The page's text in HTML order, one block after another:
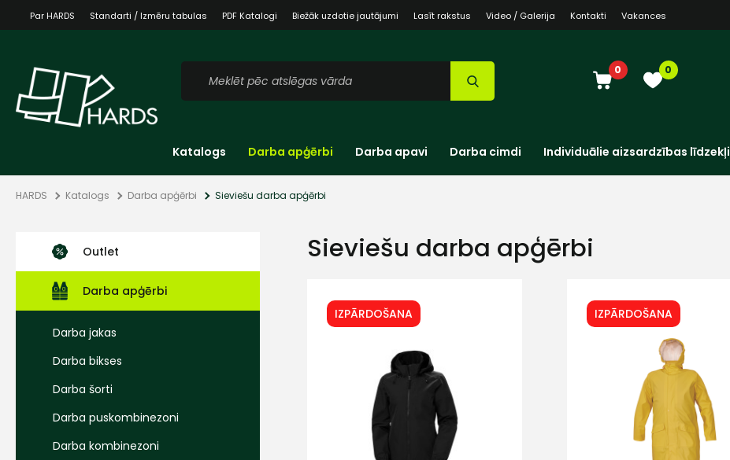
Par HARDS Standarti / Izmēru tabulas PDF Katalogi Biežāk uzdotie jautājumi Lasīt rakstus Video / Galerija Kontakti Vakances
0 0
Katalogs Darba apģērbi Darba apavi Darba cimdi Individuālie aizsardzības līdzekļi
HARDS Katalogs Darba apģērbi Sieviešu darba apģērbi
Outlet
Darba apģērbi
Darba jakas
Darba bikses
Darba šorti
Darba puskombinezoni
Darba kombinezoni
Sieviešu darba apģērbi
IZPĀRDOŠANA IZPĀRDOŠANA